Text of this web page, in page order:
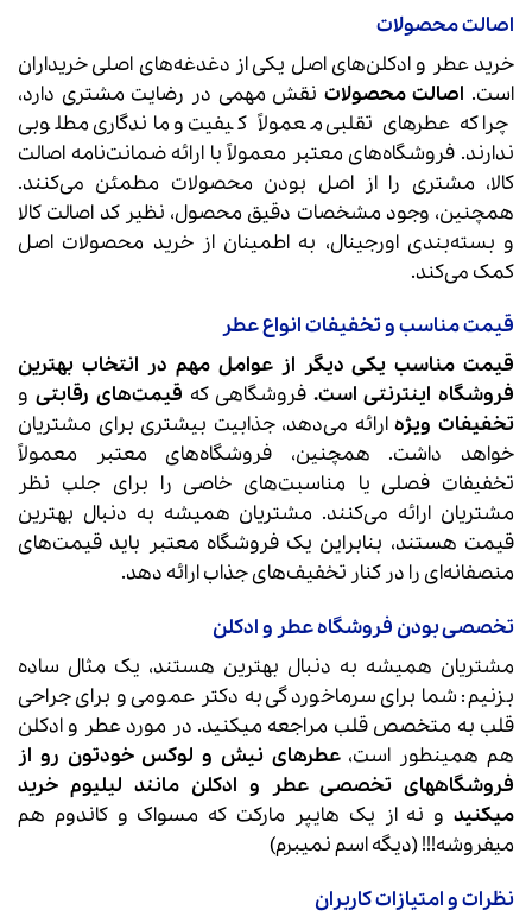
اصالت محصولات
خرید عطر و ادکلن‌های اصل یکی از دغدغه‌های اصلی خریداران
است. اصالت محصولات نقش مهمی در رضایت مشتری دارد،
چرا که عطرهای تقلبی معمولاً کیفیت و ماندگاری مطلوبی
ندارند. فروشگاه‌های معتبر معمولاً با ارائه ضمانت‌نامه اصالت
کالا، مشتری را از اصل بودن محصولات مطمئن می‌کنند.
همچنین، وجود مشخصات دقیق محصول، نظیر کد اصالت کالا
و بسته‌بندی اورجینال، به اطمینان از خرید محصولات اصل
کمک می‌کند.
قیمت مناسب و تخفیفات انواع عطر
قیمت‌ مناسب یکی دیگر از عوامل مهم در انتخاب بهترین
فروشگاه اینترنتی است. فروشگاهی که قیمت‌های رقابتی و
تخفیفات ویژهارائه می‌دهد، جذابیت بیشتری برای مشتریان
خواهد داشت. همچنین، فروشگاه‌های معتبر معمولاً
تخفیفات فصلی یا مناسبت‌های خاصی را برای جلب نظر
مشتریان ارائه می‌کنند. مشتریان همیشه به دنبال بهترین
قیمت هستند، بنابراین یک فروشگاه معتبر باید قیمت‌های
منصفانه‌ای را در کنار تخفیف‌های جذاب ارائه دهد.
تخصصی بودن فروشگاه عطر و ادکلن
مشتریان همیشه به دنبال بهترین هستند، یک مثال ساده
بزنیم: شما برای سرماخوردگی به دکتر عمومی و برای جراحی
قلب به متخصص قلب مراجعه میکنید. در مورد عطر و ادکلن
هم همینطور است،عطرهای نیش و لوکس خودتون رو از
فروشگاههای تخصصی عطر و ادکلن مانند لیلیوم خرید
میکنید و نه از یک هایپر مارکت که مسواک و کاندوم هم
میفروشه!!! (دیگه اسم نمیبرم)
نظرات و امتیازات کاربران